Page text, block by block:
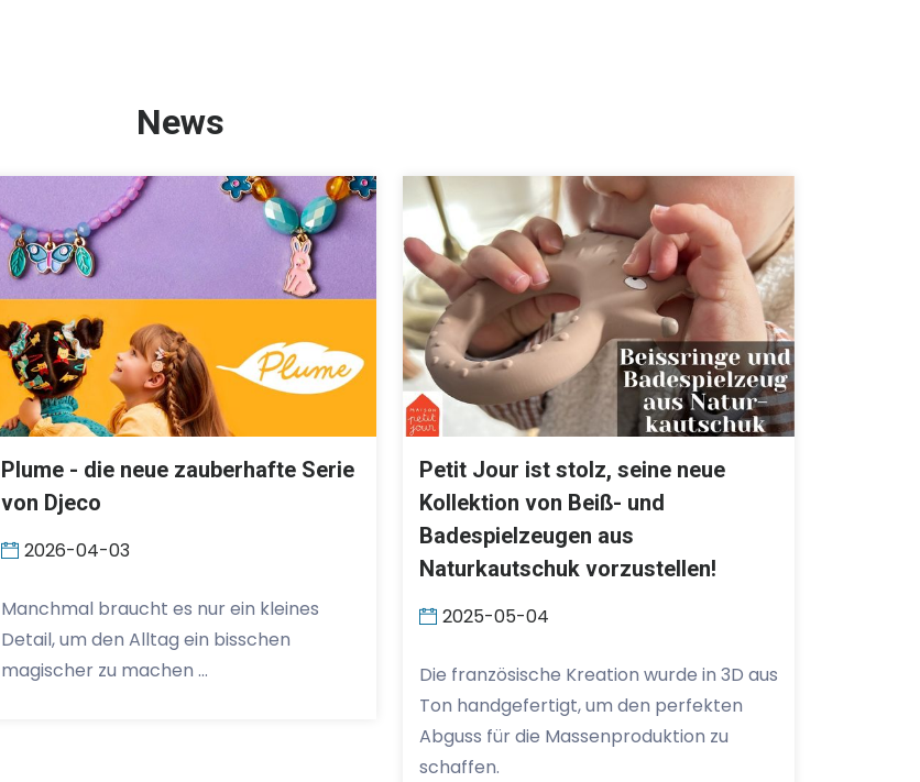
News
Plume - die neue zauberhafte Serie
von Djeco
2026-04-03
Manchmal braucht es nur ein kleines
Detail, um den Alltag ein bisschen
magischer zu machen …
Petit Jour ist stolz, seine neue
Kollektion von Beiß- und
Badespielzeugen aus
Naturkautschuk vorzustellen!
2025-05-04
Die französische Kreation wurde in 3D aus
Ton handgefertigt, um den perfekten
Abguss für die Massenproduktion zu
schaffen.